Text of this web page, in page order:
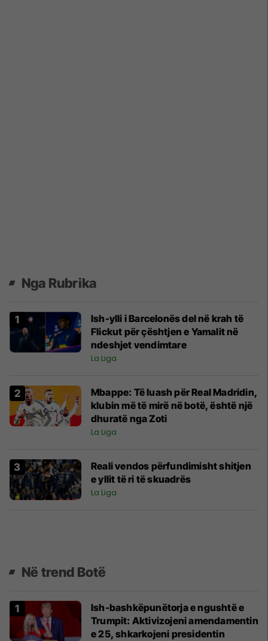
Nga Rubrika
Ish-ylli i Barcelonës del në krah të
Flickut për çështjen e Yamalit në
ndeshjet vendimtare
La Liga
Mbappe: Të luash për Real Madridin,
klubin më të mirë në botë, është një
dhuratë nga Zoti
La Liga
Reali vendos përfundimisht shitjen
e yllit të ri të skuadrës
La Liga
Në trend Botë
Ish-bashkëpunëtorja e ngushtë e
Trumpit: Aktivizojeni amendamentin
e 25, shkarkojeni presidentin